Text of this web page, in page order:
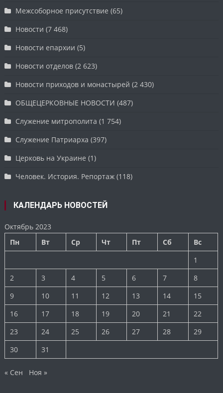
Межсоборное присутствие (65)
Новости (7 468)
Новости епархии (5)
Новости отделов (2 623)
Новости приходов и монастырей (2 430)
ОБЩЕЦЕРКОВНЫЕ НОВОСТИ (487)
Служение митрополита (1 754)
Служение Патриарха (397)
Церковь на Украине (1)
Человек. История. Репортаж (118)
КАЛЕНДАРЬ НОВОСТЕЙ
Октябрь 2023
Пн
Вт Ср Чт Пт Сб
Вс
1
2
3 4 5 6 7
8
9
10 11 12 13 14
15
16
17 18 19 20 21
22
23
24 25 26 27 28
29
30
31
« Сен Ноя »